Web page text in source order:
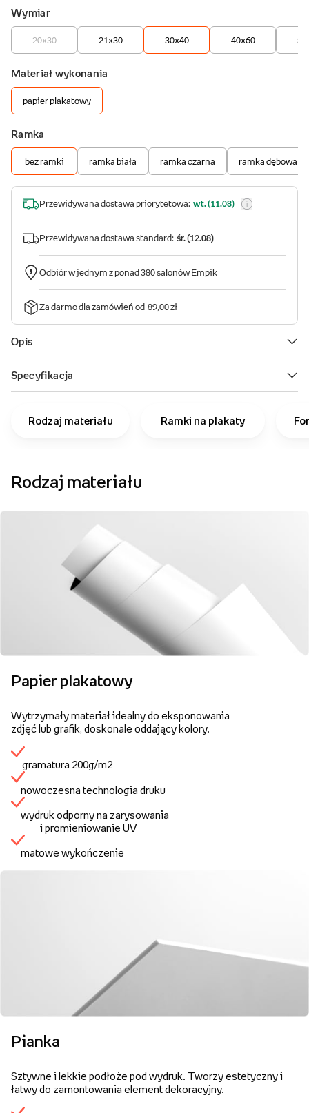
Rodzaj materiału Ramki na plakaty
Rodzaj materiału
Papier plakatowy
Wytrzymały materiał idealny do eksponowania
zdjęć lub grafik, doskonale oddający kolory.
gramatura 200g/m2
nowoczesna technologia druku
wydruk odporny na zarysowania
i promieniowanie UV
matowe wykończenie
Pianka
Sztywne i lekkie podłoże pod wydruk. Tworzy estetyczny i
łatwy do zamontowania element dekoracyjny.